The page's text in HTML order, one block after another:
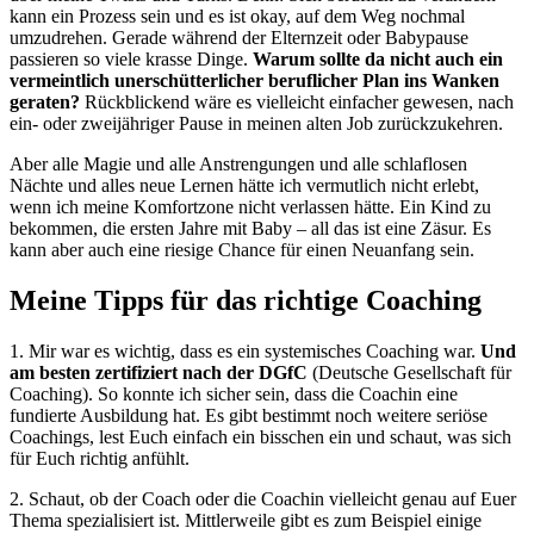
kann ein Prozess sein und es ist okay, auf dem Weg nochmal
umzudrehen. Gerade während der Elternzeit oder Babypause
passieren so viele krasse Dinge. Warum sollte da nicht auch ein
vermeintlich unerschütterlicher beruflicher Plan ins Wanken
geraten? Rückblickend wäre es vielleicht einfacher gewesen, nach
ein- oder zweijähriger Pause in meinen alten Job zurückzukehren.
Aber alle Magie und alle Anstrengungen und alle schlaflosen
Nächte und alles neue Lernen hätte ich vermutlich nicht erlebt,
wenn ich meine Komfortzone nicht verlassen hätte. Ein Kind zu
bekommen, die ersten Jahre mit Baby – all das ist eine Zäsur. Es
kann aber auch eine riesige Chance für einen Neuanfang sein.
Meine Tipps für das richtige Coaching
1. Mir war es wichtig, dass es ein systemisches Coaching war. Und
am besten zertifiziert nach der DGfC (Deutsche Gesellschaft für
Coaching). So konnte ich sicher sein, dass die Coachin eine
fundierte Ausbildung hat. Es gibt bestimmt noch weitere seriöse
Coachings, lest Euch einfach ein bisschen ein und schaut, was sich
für Euch richtig anfühlt.
2. Schaut, ob der Coach oder die Coachin vielleicht genau auf Euer
Thema spezialisiert ist. Mittlerweile gibt es zum Beispiel einige